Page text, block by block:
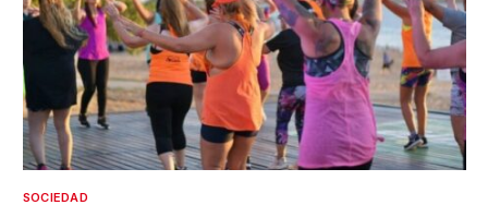
SOCIEDAD